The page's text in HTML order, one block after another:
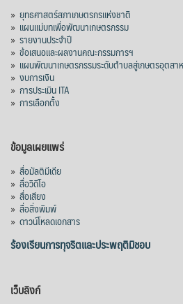
» ยุทธศาสตร์สภาเกษตรกรแห่งชาติ
» แผนแม่บทเพื่อพัฒนาเกษตรกรรม
» รายงานประจำปี
» ข้อเสนอและผลงานคณะกรรมการฯ
» แผนพัฒนาเกษตรกรรมระดับตำบลสู่เกษตรอุตสา
» งบการเงิน
» การประเมิน ITA
» การเลือกตั้ง
ข้อมูลเผยแพร่
» สื่อมัลติมีเดีย
» สื่อวิดีโอ
» สื่อเสียง
» สื่อสิ่งพิมพ์
» ดาวน์โหลดเอกสาร
ร้องเรียนการทุจริตและประพฤติมิชอบ
เว็บลิงก์